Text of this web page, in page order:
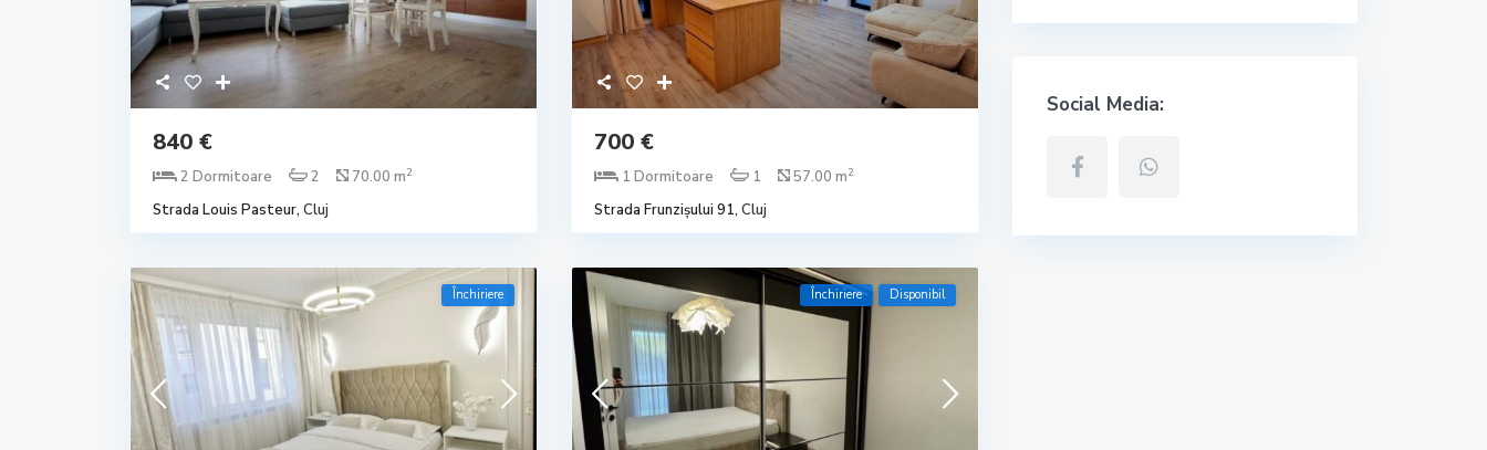
840 €
2 Dormitoare 2 70.00 m2
Strada Louis Pasteur, Cluj
700 €
1 Dormitoare 1 57.00 m2
Strada Frunzișului 91, Cluj
Închiriere Închiriere Disponibil
Social Media: